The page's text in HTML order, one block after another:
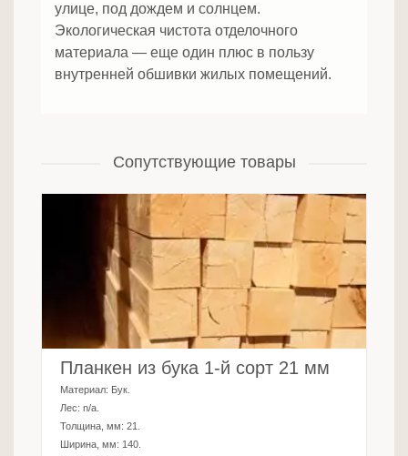
улице, под дождем и солнцем.
Экологическая чистота отделочного
материала — еще один плюс в пользу
внутренней обшивки жилых помещений.
Сопутствующие товары
Планкен из бука 1-й сорт 21 мм
Материал: Бук.
Лес: n/a.
Толщина, мм: 21.
Ширина, мм: 140.